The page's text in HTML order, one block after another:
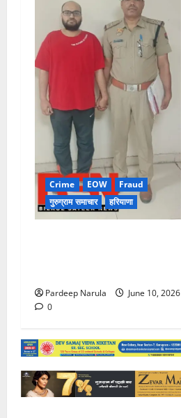
Crime EOW
Fraud
गुरुग्राम समाचार
हरियाणा
Pardeep Narula
June 10, 2026
0